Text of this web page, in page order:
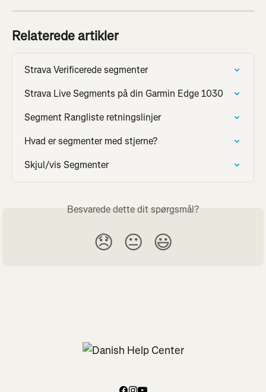
Relaterede artikler
Strava Verificerede segmenter
Strava Live Segments på din Garmin Edge 1030
Segment Rangliste retningslinjer
Hvad er segmenter med stjerne?
Skjul/vis Segmenter
Besvarede dette dit spørgsmål?
😞 😐 😃